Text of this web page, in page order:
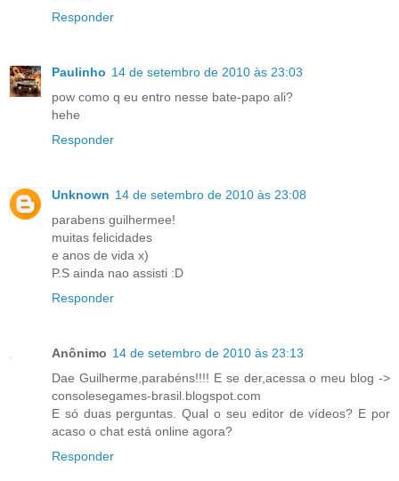
Responder
Paulinho 14 de setembro de 2010 às 23:03
pow como q eu entro nesse bate-papo ali?
hehe
Responder
Unknown 14 de setembro de 2010 às 23:08
parabens guilhermee!
muitas felicidades
e anos de vida x)
P.S ainda nao assisti :D
Responder
Anônimo 14 de setembro de 2010 às 23:13
Dae Guilherme,parabéns!!!! E se der,acessa o meu blog ->
consolesegames-brasil.blogspot.com
E só duas perguntas. Qual o seu editor de vídeos? E por
acaso o chat está online agora?
Responder